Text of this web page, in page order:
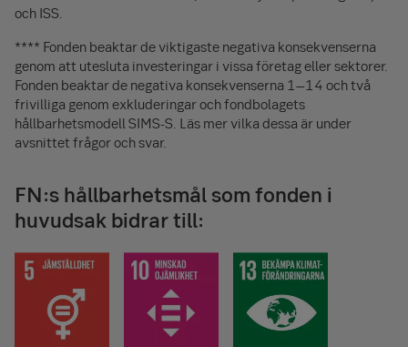
och ISS.
**** Fonden beaktar de viktigaste negativa konsekvenserna
genom att utesluta investeringar i vissa företag eller sektorer.
Fonden beaktar de negativa konsekvenserna 1–14 och två
frivilliga genom exkluderingar och fondbolagets
hållbarhetsmodell SIMS-S. Läs mer vilka dessa är under
avsnittet frågor och svar.
FN:s hållbarhetsmål som fonden i
huvudsak bidrar till: